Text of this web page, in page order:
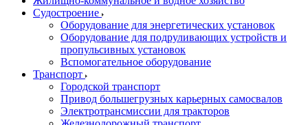
Судостроение
Оборудование для энергетических установок
Оборудование для подруливающих устройств и
пропульсивных установок
Вспомогательное оборудование
Транспорт
Городской транспорт
Привод большегрузных карьерных самосвалов
Электротрансмиссии для тракторов